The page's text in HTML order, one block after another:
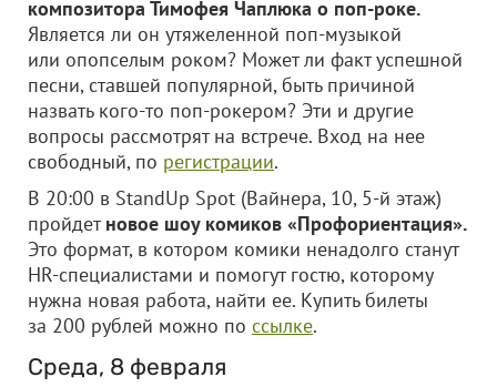
композитора Тимофея Чаплюка о поп-роке.
Является ли он утяжеленной поп-музыкой
или опопселым роком? Может ли факт успешной
песни, ставшей популярной, быть причиной
назвать кого-то поп-рокером? Эти и другие
вопросы рассмотрят на встрече. Вход на нее
свободный, по регистрации.
В 20:00 в StandUp Spot (Вайнера, 10, 5-й этаж)
пройдетновое шоу комиков «Профориентация».
Это формат, в котором комики ненадолго станут
HR-специалистами и помогут гостю, которому
нужна новая работа, найти ее. Купить билеты
за 200 рублей можно по ссылке.
Среда, 8 февраля